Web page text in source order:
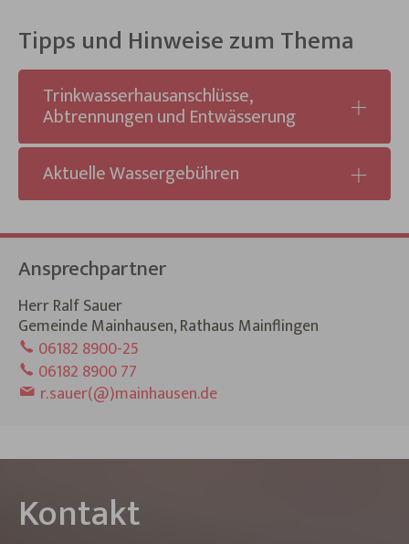
Tipps und Hinweise zum Thema
Trinkwasserhausanschlüsse,
Abtrennungen und Entwässerung
Aktuelle Wassergebühren
Ansprechpartner
Herr Ralf Sauer
Gemeinde Mainhausen, Rathaus Mainflingen
06182 8900-25
06182 8900 77
r.sauer(@)mainhausen.de
Kontakt